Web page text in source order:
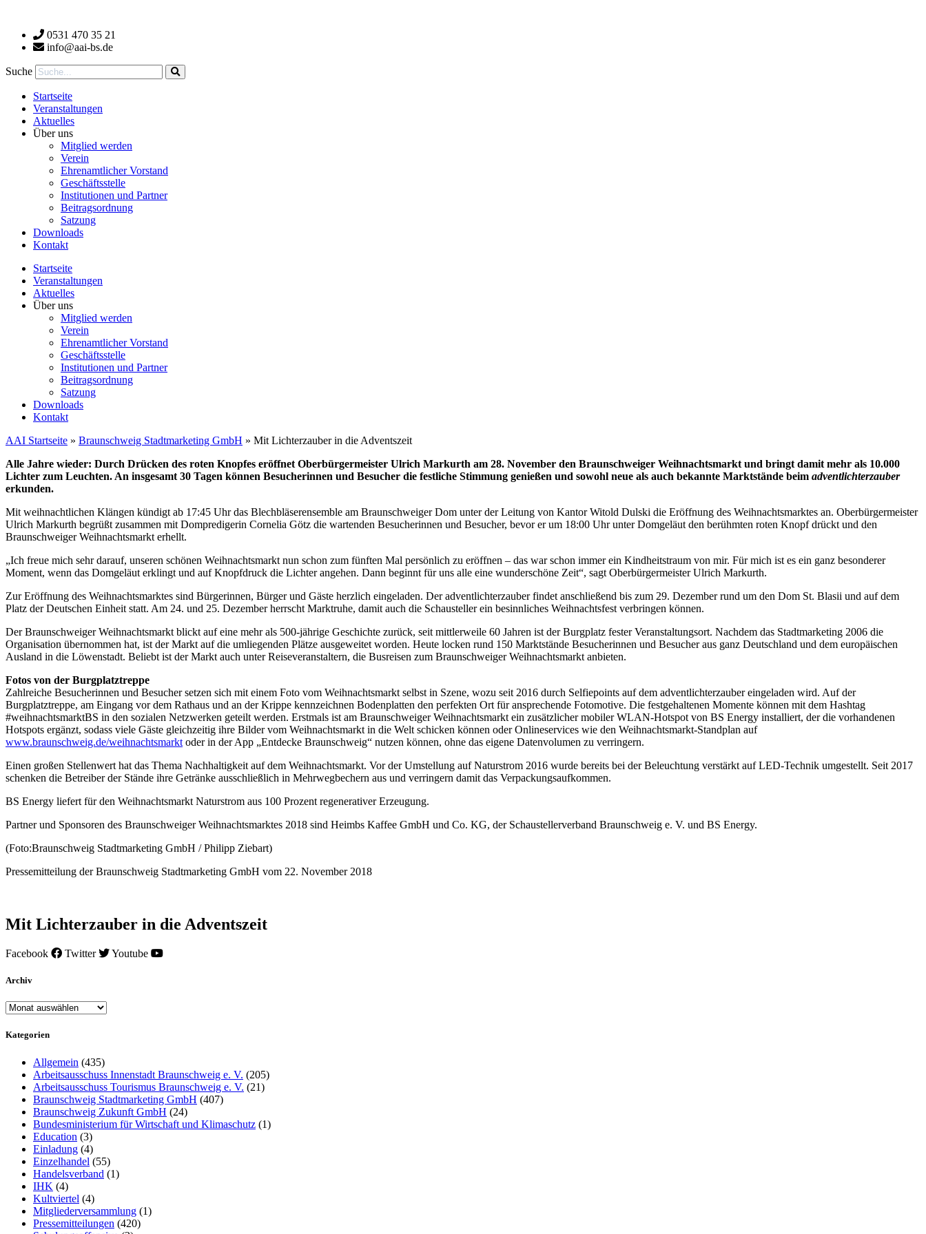
wechseln 0531 470 35 21
info@aai-bs.de
Suche
Startseite
Veranstaltungen
Aktuelles
Über uns
Mitglied werden
Verein
Ehrenamtlicher Vorstand
Geschäftsstelle
Institutionen und Partner
Beitragsordnung
Satzung
Downloads
Kontakt
Startseite
Veranstaltungen
Aktuelles
Über uns
Mitglied werden
Verein
Ehrenamtlicher Vorstand
Geschäftsstelle
Institutionen und Partner
Beitragsordnung
Satzung
Downloads
Kontakt
AAI Startseite » Braunschweig Stadtmarketing GmbH » Mit Lichterzauber in die Adventszeit
Alle Jahre wieder: Durch Drücken des roten Knopfes eröffnet Oberbürgermeister Ulrich Markurth am 28. November den Braunschweiger Weihnachtsmarkt und bringt damit mehr als 10.000
Lichter zum Leuchten. An insgesamt 30 Tagen können Besucherinnen und Besucher die festliche Stimmung genießen und sowohl neue als auch bekannte Marktstände beim adventlichterzauber
erkunden.
Mit weihnachtlichen Klängen kündigt ab 17:45 Uhr das Blechbläserensemble am Braunschweiger Dom unter der Leitung von Kantor Witold Dulski die Eröffnung des Weihnachtsmarktes an. Oberbürgermeister
Ulrich Markurth begrüßt zusammen mit Dompredigerin Cornelia Götz die wartenden Besucherinnen und Besucher, bevor er um 18:00 Uhr unter Domgeläut den berühmten roten Knopf drückt und den
Braunschweiger Weihnachtsmarkt erhellt.
„Ich freue mich sehr darauf, unseren schönen Weihnachtsmarkt nun schon zum fünften Mal persönlich zu eröffnen – das war schon immer ein Kindheitstraum von mir. Für mich ist es ein ganz besonderer
Moment, wenn das Domgeläut erklingt und auf Knopfdruck die Lichter angehen. Dann beginnt für uns alle eine wunderschöne Zeit“, sagt Oberbürgermeister Ulrich Markurth.
Zur Eröffnung des Weihnachtsmarktes sind Bürgerinnen, Bürger und Gäste herzlich eingeladen. Der adventlichterzauber findet anschließend bis zum 29. Dezember rund um den Dom St. Blasii und auf dem
Platz der Deutschen Einheit statt. Am 24. und 25. Dezember herrscht Marktruhe, damit auch die Schausteller ein besinnliches Weihnachtsfest verbringen können.
Der Braunschweiger Weihnachtsmarkt blickt auf eine mehr als 500-jährige Geschichte zurück, seit mittlerweile 60 Jahren ist der Burgplatz fester Veranstaltungsort. Nachdem das Stadtmarketing 2006 die
Organisation übernommen hat, ist der Markt auf die umliegenden Plätze ausgeweitet worden. Heute locken rund 150 Marktstände Besucherinnen und Besucher aus ganz Deutschland und dem europäischen
Ausland in die Löwenstadt. Beliebt ist der Markt auch unter Reiseveranstaltern, die Busreisen zum Braunschweiger Weihnachtsmarkt anbieten.
Fotos von der Burgplatztreppe
Zahlreiche Besucherinnen und Besucher setzen sich mit einem Foto vom Weihnachtsmarkt selbst in Szene, wozu seit 2016 durch Selfiepoints auf dem adventlichterzauber eingeladen wird. Auf der
Burgplatztreppe, am Eingang vor dem Rathaus und an der Krippe kennzeichnen Bodenplatten den perfekten Ort für ansprechende Fotomotive. Die festgehaltenen Momente können mit dem Hashtag
#weihnachtsmarktBS in den sozialen Netzwerken geteilt werden. Erstmals ist am Braunschweiger Weihnachtsmarkt ein zusätzlicher mobiler WLAN-Hotspot von BS Energy installiert, der die vorhandenen
Hotspots ergänzt, sodass viele Gäste gleichzeitig ihre Bilder vom Weihnachtsmarkt in die Welt schicken können oder Onlineservices wie den Weihnachtsmarkt-Standplan auf
www.braunschweig.de/weihnachtsmarkt oder in der App „Entdecke Braunschweig“ nutzen können, ohne das eigene Datenvolumen zu verringern.
Einen großen Stellenwert hat das Thema Nachhaltigkeit auf dem Weihnachtsmarkt. Vor der Umstellung auf Naturstrom 2016 wurde bereits bei der Beleuchtung verstärkt auf LED-Technik umgestellt. Seit 2017
schenken die Betreiber der Stände ihre Getränke ausschließlich in Mehrwegbechern aus und verringern damit das Verpackungsaufkommen.
BS Energy liefert für den Weihnachtsmarkt Naturstrom aus 100 Prozent regenerativer Erzeugung.
Partner und Sponsoren des Braunschweiger Weihnachtsmarktes 2018 sind Heimbs Kaffee GmbH und Co. KG, der Schaustellerverband Braunschweig e. V. und BS Energy.
(Foto:Braunschweig Stadtmarketing GmbH / Philipp Ziebart)
Pressemitteilung der Braunschweig Stadtmarketing GmbH vom 22. November 2018
Mit Lichterzauber in die Adventszeit
Facebook Twitter Youtube
Archiv
Archiv
Kategorien
Allgemein (435)
Arbeitsausschuss Innenstadt Braunschweig e. V. (205)
Arbeitsausschuss Tourismus Braunschweig e. V. (21)
Braunschweig Stadtmarketing GmbH (407)
Braunschweig Zukunft GmbH (24)
Bundesministerium für Wirtschaft und Klimaschutz (1)
Education (3)
Einladung (4)
Einzelhandel (55)
Handelsverband (1)
IHK (4)
Kultviertel (4)
Mitgliederversammlung (1)
Pressemitteilungen (420)